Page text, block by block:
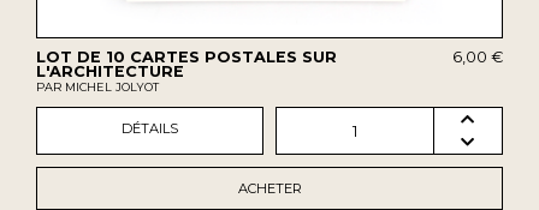
LOT DE 10 CARTES POSTALES SUR
L'ARCHITECTURE
PAR MICHEL JOLYOT
6,00 €
DÉTAILS 1
ACHETER